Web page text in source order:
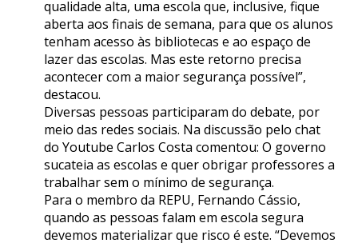
qualidade alta, uma escola que, inclusive, fique
aberta aos finais de semana, para que os alunos
tenham acesso às bibliotecas e ao espaço de
lazer das escolas. Mas este retorno precisa
acontecer com a maior segurança possível”,
destacou.
Diversas pessoas participaram do debate, por
meio das redes sociais. Na discussão pelo chat
do Youtube Carlos Costa comentou: O governo
sucateia as escolas e quer obrigar professores a
trabalhar sem o mínimo de segurança.
Para o membro da REPU, Fernando Cássio,
quando as pessoas falam em escola segura
devemos materializar que risco é este. “Devemos